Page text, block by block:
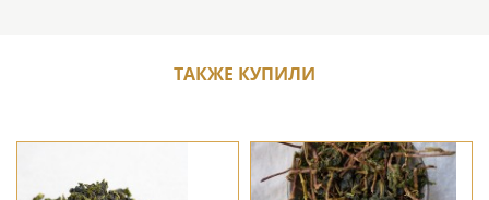
ТАКЖЕ КУПИЛИ